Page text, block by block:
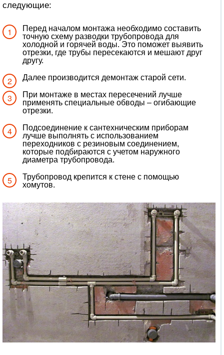
следующие:
Перед началом монтажа необходимо составить
точную схему разводки трубопровода для
холодной и горячей воды. Это поможет выявить
отрезки, где трубы пересекаются и мешают друг
другу.
Далее производится демонтаж старой сети.
При монтаже в местах пересечений лучше
применять специальные обводы – огибающие
отрезки.
Подсоединение к сантехническим приборам
лучше выполнять с использованием
переходников с резиновым соединением,
которые подбираются с учетом наружного
диаметра трубопровода.
Трубопровод крепится к стене с помощью
хомутов.